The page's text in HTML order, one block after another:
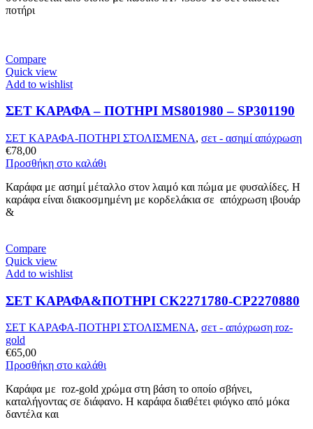
ποτήρι
Compare
Quick view
Add to wishlist
ΣΕΤ ΚΑΡΑΦΑ – ΠΟΤHΡΙ MS801980 – SP301190
ΣΕΤ ΚΑΡΑΦΑ-ΠΟΤΗΡΙ ΣΤΟΛΙΣΜΕΝΑ, σετ - ασημί απόχρωση
€78,00
Προσθήκη στο καλάθι
Καράφα με ασημί μέταλλο στον λαιμό και πώμα με φυσαλίδες. Η
καράφα είναι διακοσμημένη με κορδελάκια σε απόχρωση ιβουάρ
&
Compare
Quick view
Add to wishlist
ΣΕΤ ΚΑΡΑΦΑ&ΠΟΤΗΡΙ CK2271780-CP2270880
ΣΕΤ ΚΑΡΑΦΑ-ΠΟΤΗΡΙ ΣΤΟΛΙΣΜΕΝΑ, σετ - απόχρωση roz-
gold
€65,00
Προσθήκη στο καλάθι
Καράφα με roz-gold χρώμα στη βάση το οποίο σβήνει,
καταλήγοντας σε διάφανο. Η καράφα διαθέτει φιόγκο από μόκα
δαντέλα και